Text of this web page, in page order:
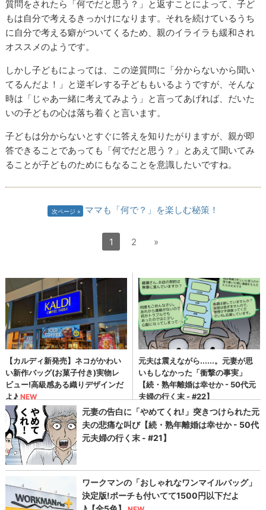
質問をされたら「何でだと思う？」と返すことによって、子ど
もは自分で考えるきっかけになります。それを続けているうち
に自分で考える癖がついてくるため、親のイライラも緩和され
オススメのようです。
しかし子どもによっては、この逆質問に「分からないから聞い
てるんだよ！」と逆ギレする子どももいるようですが、そんな
時は「じゃあ一緒に考えてみよう」と言ってあげれば、だいた
いの子どもの心は落ち着くと言います。
子どもは分からないとすぐに答えを知りたがりますが、親が即
答できることであっても「何でだと思う？」とあえて聞いてみ
ることが子どものためにもなることを意識したいですね。
次ページ ママも「何で？」を楽しむ秘策！
1 2 »